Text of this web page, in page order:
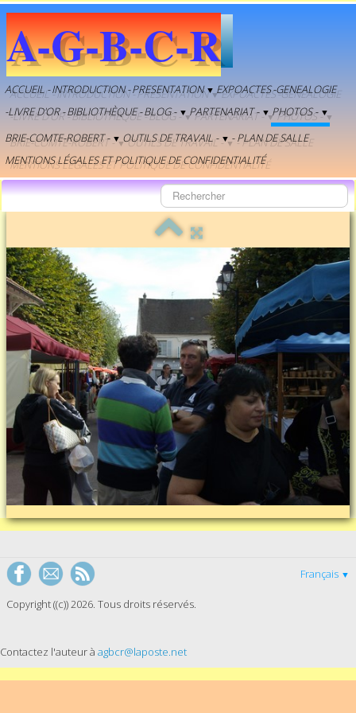
A-G-B-C-R
ACCUEIL -INTRODUCTION -PRESENTATION▼ EXPOACTES-GENEALOGIE
-LIVRE D'OR -BIBLIOTHÈQUE -BLOG - ▼ PARTENARIAT - ▼ PHOTOS - ▼
BRIE-COMTE-ROBERT - ▼ OUTILS DE TRAVAIL - ▼ - PLAN DE SALLE
MENTIONS LÉGALES ET POLITIQUE DE CONFIDENTIALITÉ
Français ▼
Copyright ((c)) 2026. Tous droits réservés.
Contactez l'auteur à agbcr@laposte.net